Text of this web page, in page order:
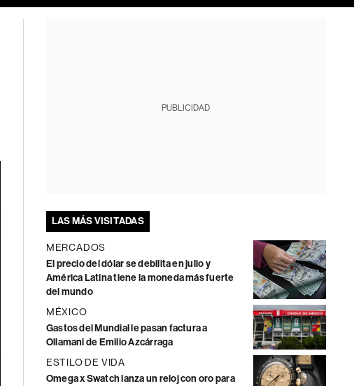
PUBLICIDAD
LAS MÁS VISITADAS
MERCADOS
El precio del dólar se debilita en julio y
América Latina tiene la moneda más fuerte
del mundo
MÉXICO
Gastos del Mundial le pasan factura a
Ollamani de Emilio Azcárraga
ESTILO DE VIDA
Omega x Swatch lanza un reloj con oro para